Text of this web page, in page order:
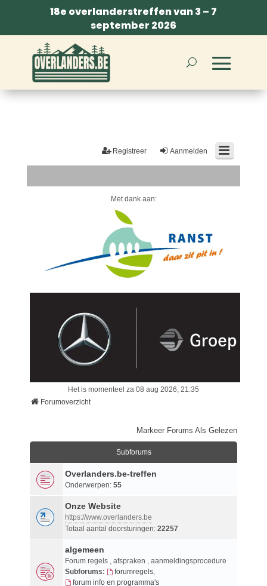
18e overlanderstreffen van 3 – 7
september 2026